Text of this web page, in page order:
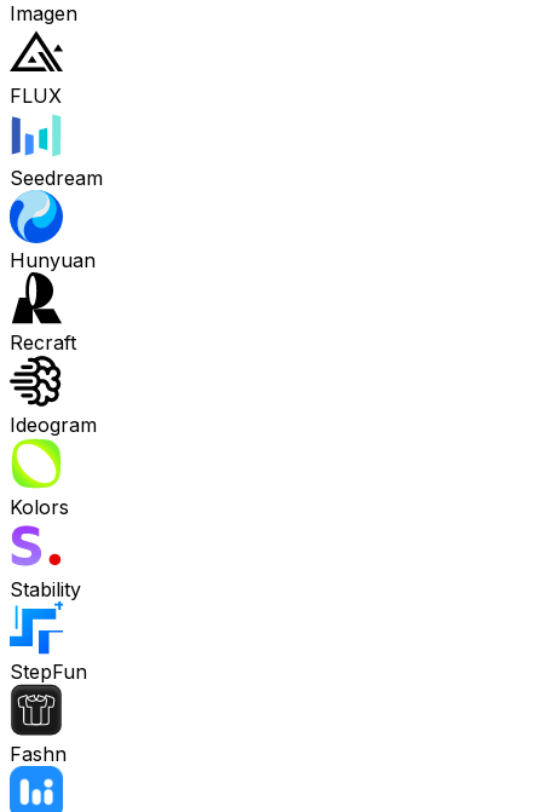
Imagen
FLUX
Seedream
Hunyuan
Recraft
Ideogram
Kolors
Stability
StepFun
Fashn